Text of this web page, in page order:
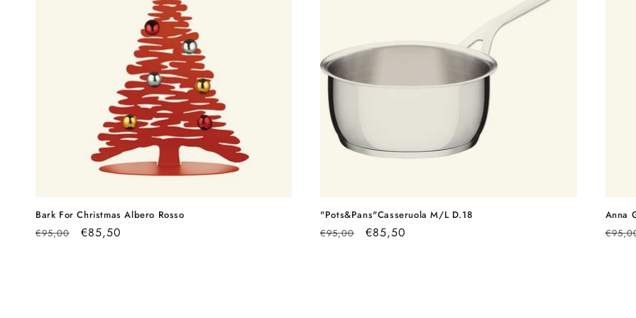
Bark For Christmas Albero Rosso
Prezzo
€95,00
Prezzo
€85,50
"Pots&Pans"Casseruola M/L D.18
Prezzo
€95,00
Prezzo
€85,50
Anna